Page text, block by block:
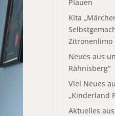
Plauen
Kita
Zitronenlimo
Neues aus
Rähnisberg“
Viel Neues
„Kinderland
Aktuelles